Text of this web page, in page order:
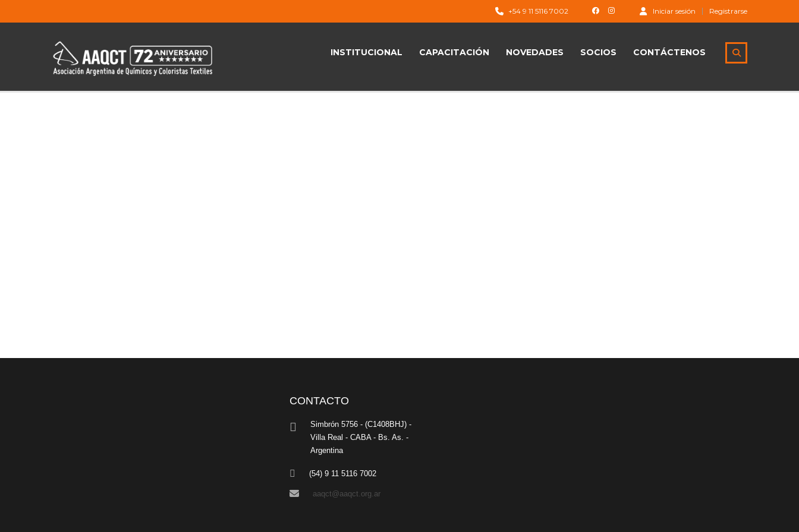
Iniciar sesión Registrarse
+54 9 11 5116 7002
INSTITUCIONAL CAPACITACIÓN NOVEDADES SOCIOS CONTÁCTENOS
CONTACTO
Simbrón 5756 - (C1408BHJ) -
Villa Real - CABA - Bs. As. -
Argentina
(54) 9 11 5116 7002
aaqct@aaqct.org.ar